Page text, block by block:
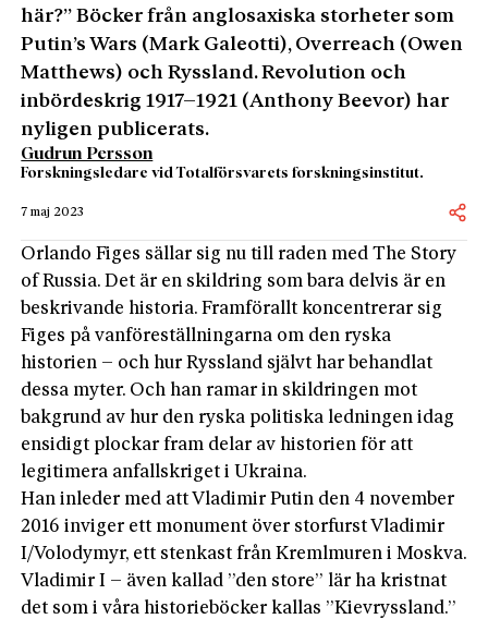
här?” Böcker från anglosaxiska storheter som
Putin’s Wars (Mark Galeotti), Overreach (Owen
Matthews) och Ryssland. Revolution och
inbördeskrig 1917–1921 (Anthony Beevor) har
nyligen publicerats.
Gudrun Persson
Forskningsledare vid Totalförsvarets forskningsinstitut.
7 maj 2023
Orlando Figes sällar sig nu till raden med The Story
of Russia. Det är en skildring som bara delvis är en
beskrivande historia. Framförallt koncentrerar sig
Figes på vanföreställningarna om den ryska
historien – och hur Ryssland självt har behandlat
dessa myter. Och han ramar in skildringen mot
bakgrund av hur den ryska politiska ledningen idag
ensidigt plockar fram delar av historien för att
legitimera anfallskriget i Ukraina.
Han inleder med att Vladimir Putin den 4 november
2016 inviger­ ett monument över storfurst Vladimir
I/­Volodymyr, ett stenkast från Kremlmuren i Moskva.
Vladimir I – även kal­lad ”den store” lär ha kristnat
det som i våra hi­storieböcker kallas ”Kievryssland.”